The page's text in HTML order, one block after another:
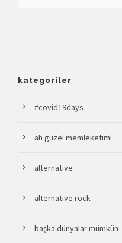
kategoriler
#covid19days
ah güzel memleketim!
alternative
alternative rock
başka dünyalar mümkün